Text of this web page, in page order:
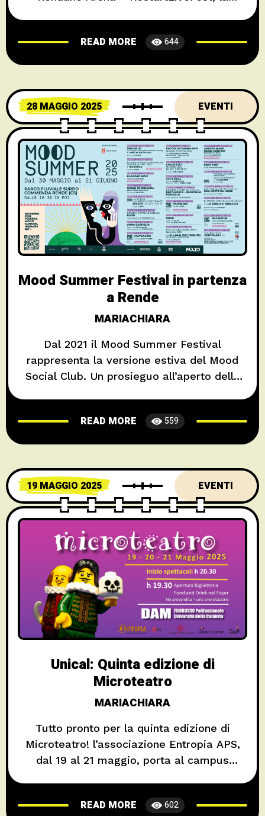
concerti, spettacoli sinfonici e grandi
imperdibili L’attesa cresce per il primo
artista del
READ MORE 644
28 MAGGIO 2025 EVENTI
Mood Summer Festival in partenza
a Rende
MARIACHIARA
Dal 2021 il Mood Summer Festival
rappresenta la versione estiva del Mood
Social Club. Un prosieguo all’aperto delle
Fluviale di Rende. Il format, che quest’anno
diversificato a
READ MORE 559
19 MAGGIO 2025 EVENTI
Unical: Quinta edizione di
Microteatro
MARIACHIARA
Tutto pronto per la quinta edizione di
Microteatro! l’associazione Entropia APS,
dal 19 al 21 maggio, porta al campus
le compagnie Libero Teatro e Teatro
READ MORE 602